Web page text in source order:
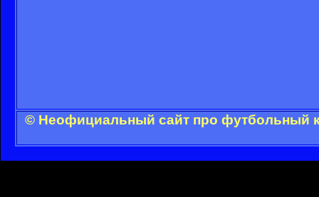
© Неофициальный сайт про футбольный